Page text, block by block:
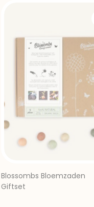
Blossombs Bloemzaden
Giftset